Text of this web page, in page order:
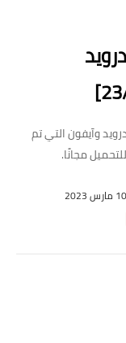
وآيفون التي تم
10 مارس 2023